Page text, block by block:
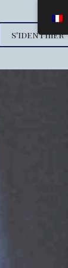
Seminars
s'identifier